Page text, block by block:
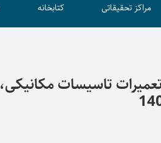
مراکز تحقیقاتی کتابخانه
تاسیسات مکانیکی،